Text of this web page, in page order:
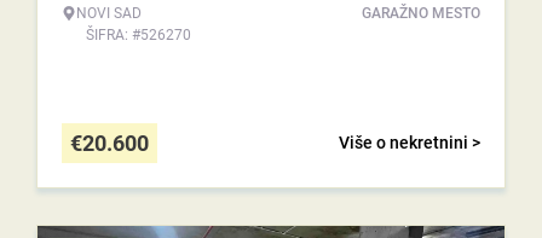
NOVI SAD
ŠIFRA: #526270
GARAŽNO MESTO
Više o nekretnini >
€20.600